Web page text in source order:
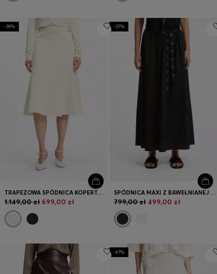
-39%
TRAPEZOWA SPÓDNICA KOPERTOWA Z ELASTYCZNEJ BAWEŁNY
1.149,00 zł 699,00 zł
-37%
SPÓDNICA MAXI Z BAWEŁNIANEJ POPELINY Z PASKIEM Z OCZKAMI
799,00 zł 499,00 zł
-47%